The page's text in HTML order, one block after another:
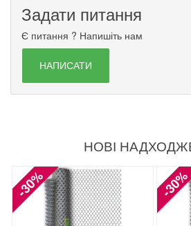
Задати питання
Є питання ? Напишіть нам
НАПИСАТИ
НОВІ
-30% -30%